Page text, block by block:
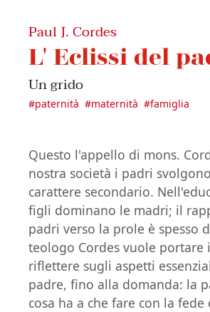
Paul J. Cordes
L' Eclissi del
Un grido
#paternità #maternità #famiglia
Questo l'appello di mons.
nostra società i padri
carattere secondario.
figli dominano le madri; il
padri verso la prole è spesso
teologo Cordes vuole portare
riflettere sugli aspetti
padre, fino alla domanda: la
cosa ha a che fare con la fede